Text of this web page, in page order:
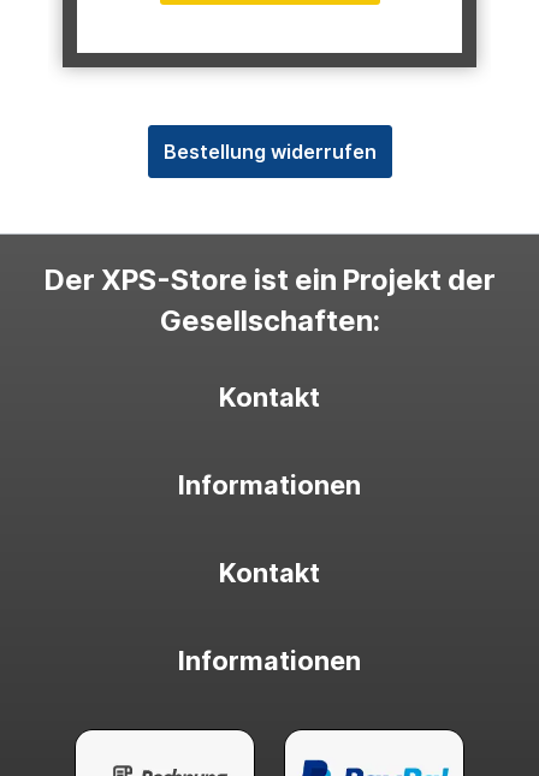
Bestellung widerrufen
Der XPS-Store ist ein Projekt der
Gesellschaften:
Kontakt
Informationen
Kontakt
Informationen